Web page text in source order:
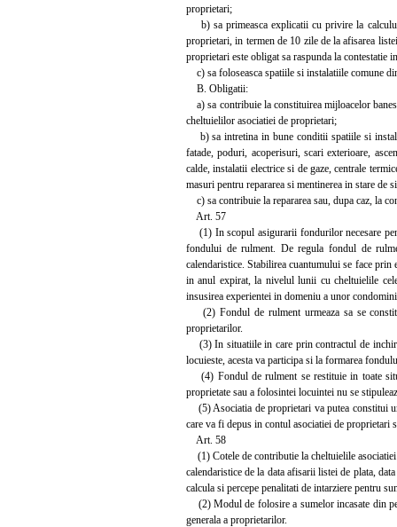
proprietari;
b) sa primeasca explicatii cu privire la
proprietari, in termen de 10 zile de la afisarea
proprietari este obligat sa raspunda la contestatie
c) sa foloseasca spatiile si instalatiile comune
B. Obligatii:
a) sa contribuie la constituirea mijloacelor
cheltuielilor asociatiei de proprietari;
b) sa intretina in bune conditii spatiile si
fatade, poduri, acoperisuri, scari exterioare,
calde, instalatii electrice si de gaze, centrale
masuri pentru repararea si mentinerea in stare
c) sa contribuie la repararea sau, dupa caz, la
Art. 57
(1) In scopul asigurarii fondurilor necesare
fondului de rulment. De regula fondul de
calendaristice. Stabilirea cuantumului se face prin
in anul expirat, la nivelul lunii cu cheltuielile
insusirea experientei in domeniu a unor
(2) Fondul de rulment urmeaza sa se
proprietarilor.
(3) In situatiile in care prin contractul de
locuieste, acesta va participa si la formarea
(4) Fondul de rulment se restituie in toate
proprietate sau a folosintei locuintei nu se
(5) Asociatia de proprietari va putea constitui
care va fi depus in contul asociatiei de proprietari
Art. 58
(1) Cotele de contributie la cheltuielile
calendaristice de la data afisarii listei de plata,
calcula si percepe penalitati de intarziere pentru
(2) Modul de folosire a sumelor incasate din
generala a proprietarilor.